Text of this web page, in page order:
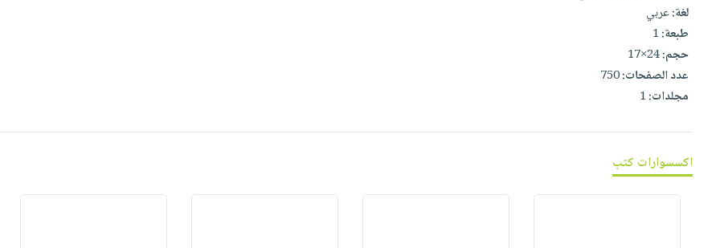
صابون
أطفال
مناسبات
فيديوهات
أسئلة
يتكرر
طرحها
خدمات
نيل
انشر
كتابك
عربة
التسوق
نشرة
الإصدارات
لغة:عربي
طبعة:1
حجم:24×17
عدد الصفحات:750
مجلدات:1
اكسسوارات كتب